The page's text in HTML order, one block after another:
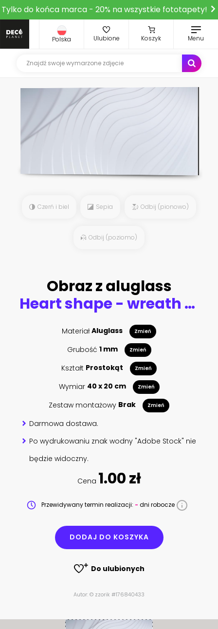
Tylko do końca marca - 20% na wszystkie fototapety!
Polska Ulubione Koszyk Menu
Czerń i biel Sepia Odbij (pionowo)
Odbij (poziomo)
Obraz z aluglass
Heart shape - wreath from branches, twigs. Watercolor for tattoo design
MateriałAluglass Zmień
Grubość 1 mm Zmień
Kształt Prostokąt Zmień
Wymiar 40 x 20 cm Zmień
Zestaw montażowy Brak Zmień
Darmowa dostawa.
Po wydrukowaniu znak wodny "Adobe Stock" nie
będzie widoczny.
Cena 1.00 zł
Przewidywany termin realizacji: - dni robocze
DODAJ DO KOSZYKA
Do ulubionych
Autor: © zzorik #176840433